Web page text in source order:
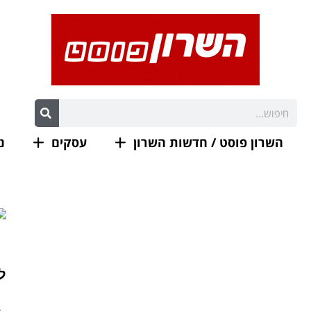
השרון פוסט / חדשות השרון עסקים